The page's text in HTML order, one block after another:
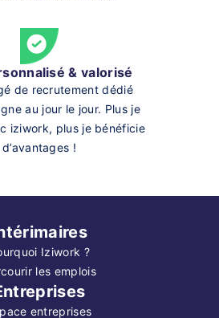
& valorisé
de recrutement dédié
au jour le jour. Plus je
iziwork, plus je bénéficie
d’avantages !
Iziwork ?
les emplois
entreprises